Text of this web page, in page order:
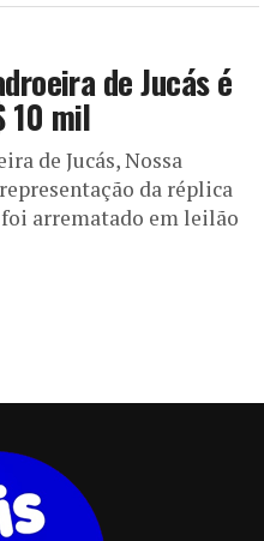
de Jucás é
10 mil
de Jucás, Nossa
da réplica
arrematado em leilão